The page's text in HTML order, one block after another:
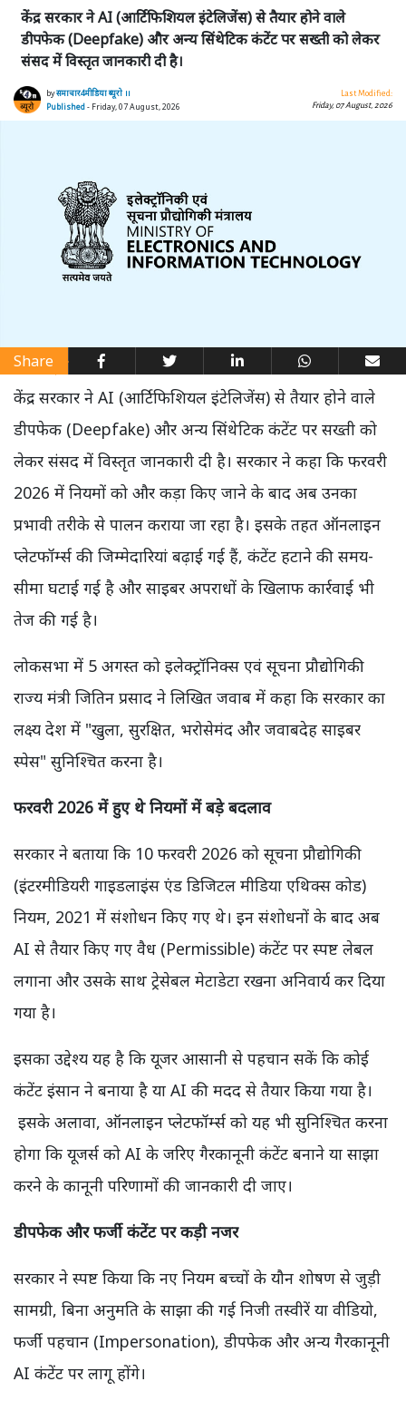
केंद्र सरकार ने AI (आर्टिफिशियल इंटेलिजेंस) से तैयार होने वाले
डीपफेक (Deepfake) और अन्य सिंथेटिक कंटेंट पर सख्ती को लेकर
संसद में विस्तृत जानकारी दी है।
byसमाचार4मीडिया ब्यूरो ।।
Published- Friday, 07 August, 2026
Last Modified:
Friday, 07 August, 2026
Share
केंद्र सरकार ने AI (आर्टिफिशियल इंटेलिजेंस) से तैयार होने वाले
डीपफेक (Deepfake) और अन्य सिंथेटिक कंटेंट पर सख्ती को
लेकर संसद में विस्तृत जानकारी दी है। सरकार ने कहा कि फरवरी
2026 में नियमों को और कड़ा किए जाने के बाद अब उनका
प्रभावी तरीके से पालन कराया जा रहा है। इसके तहत ऑनलाइन
प्लेटफॉर्म्स की जिम्मेदारियां बढ़ाई गई हैं, कंटेंट हटाने की समय-
सीमा घटाई गई है और साइबर अपराधों के खिलाफ कार्रवाई भी
तेज की गई है।
लोकसभा में 5 अगस्त को इलेक्ट्रॉनिक्स एवं सूचना प्रौद्योगिकी
राज्य मंत्री जितिन प्रसाद ने लिखित जवाब में कहा कि सरकार का
लक्ष्य देश में "खुला, सुरक्षित, भरोसेमंद और जवाबदेह साइबर
स्पेस" सुनिश्चित करना है।
फरवरी 2026 में हुए थे नियमों में बड़े बदलाव
सरकार ने बताया कि 10 फरवरी 2026 को सूचना प्रौद्योगिकी
(इंटरमीडियरी गाइडलाइंस एंड डिजिटल मीडिया एथिक्स कोड)
नियम, 2021 में संशोधन किए गए थे। इन संशोधनों के बाद अब
AI से तैयार किए गए वैध (Permissible) कंटेंट पर स्पष्ट लेबल
लगाना और उसके साथ ट्रेसेबल मेटाडेटा रखना अनिवार्य कर दिया
गया है।
इसका उद्देश्य यह है कि यूजर आसानी से पहचान सकें कि कोई
कंटेंट इंसान ने बनाया है या AI की मदद से तैयार किया गया है।
इसके अलावा, ऑनलाइन प्लेटफॉर्म्स को यह भी सुनिश्चित करना
होगा कि यूजर्स को AI के जरिए गैरकानूनी कंटेंट बनाने या साझा
करने के कानूनी परिणामों की जानकारी दी जाए।
डीपफेक और फर्जी कंटेंट पर कड़ी नजर
सरकार ने स्पष्ट किया कि नए नियम बच्चों के यौन शोषण से जुड़ी
सामग्री, बिना अनुमति के साझा की गई निजी तस्वीरें या वीडियो,
फर्जी पहचान (Impersonation), डीपफेक और अन्य गैरकानूनी
AI कंटेंट पर लागू होंगे।